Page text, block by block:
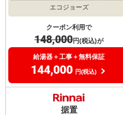
エコジョーズ
クーポン利用で
148,000円(税込)が
給湯器＋工事＋無料保証
144,000 円(税込)
据置